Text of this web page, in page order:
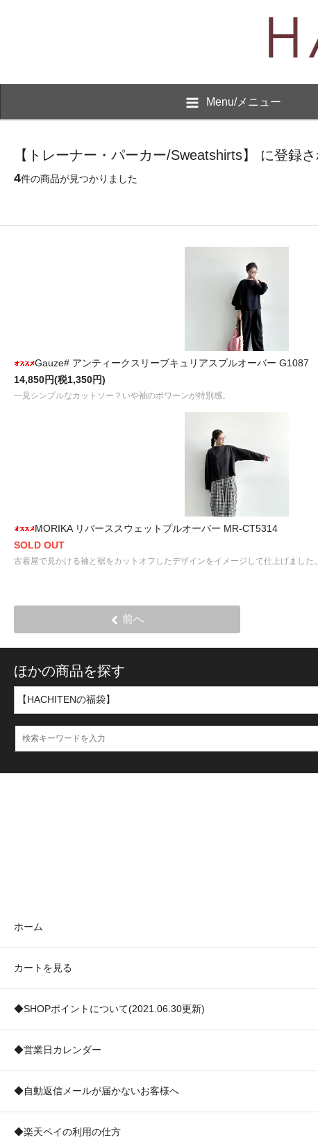
Menu/メニュー
【トレーナー・パーカー/Sweatshirts】 に登録
4件の商品が見つかりました
Gauze# アンティークスリーブキュリアスプルオーバー G1087
14,850円(税1,350円)
一見シンプルなカットソー？いや袖のポワーンが特別感。
MORIKA リバーススウェットプルオーバー MR-CT5314
SOLD OUT
古着屋で見かける袖と裾をカットオフしたデザインをイメージして仕上げました。
前へ
ほかの商品を探す
ホーム
カートを見る
◆SHOPポイントについて(2021.06.30更新)
◆営業日カレンダー
◆自動返信メールが届かないお客様へ
◆楽天ペイの利用の仕方